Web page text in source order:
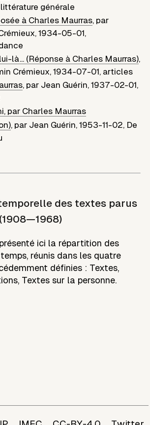
générale
à Charles Maurras, par
, 1934-05-01,
là... (Réponse à Charles Maurras),
Crémieux, 1934-07-01, articles
, par Jean Guérin, 1937-02-01,
par Charles Maurras
, par Jean Guérin, 1953-11-02, De
des textes parus
ici la répartition des
réunis dans les quatre
définies : Textes,
Textes sur la personne.